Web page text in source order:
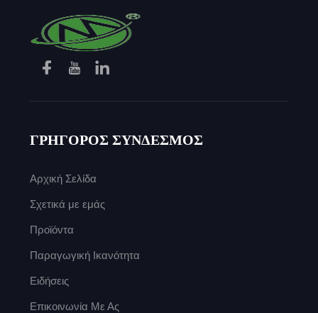
ΓΡΗΓΟΡΟΣ ΣΥΝΔΕΣΜΟΣ
Αρχική Σελίδα
Σχετικά με εμάς
Προϊόντα
Παραγωγική Ικανότητα
Ειδήσεις
Επικοινωνία Με Ας